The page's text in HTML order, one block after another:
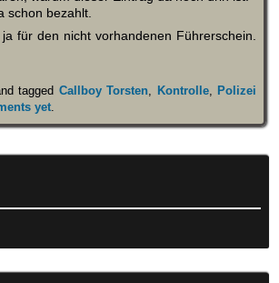
schon bezahlt.
für den nicht vorhandenen Führerschein.
tagged Callboy Torsten, Kontrolle, Polizei
yet.